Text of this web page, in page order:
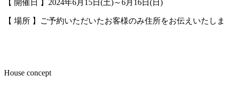
【 開催日 】2024年6月15日(土)～6月16日(日)
【 場所 】 ご予約いただいたお客様のみ住所をお伝えいたし
House concept